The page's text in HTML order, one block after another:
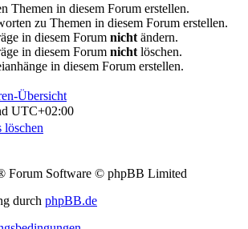
Themen in diesem Forum erstellen.
zu Themen in diesem Forum erstellen.
in diesem Forum nicht ändern.
in diesem Forum nicht löschen.
in diesem Forum erstellen.
Übersicht
UTC+02:00
Forum Software © phpBB Limited
durch phpBB.de